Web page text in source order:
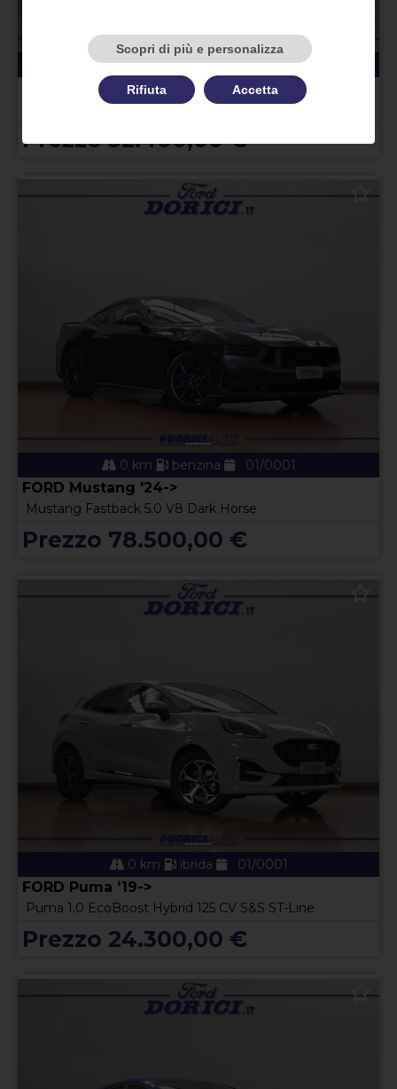
0 km ibrida 01/0001
FORD Kuga 3ª serie
Kuga 2.5 Full Hybrid 180 CV CVT 2WD ST-Line
Prezzo 32.400,00 €
0 km benzina 01/0001
FORD Mustang '24->
Mustang Fastback 5.0 V8 Dark Horse
Prezzo 78.500,00 €
0 km ibrida 01/0001
FORD Puma '19->
Puma 1.0 EcoBoost Hybrid 125 CV S&S ST-Line
Prezzo 24.300,00 €
Scopri di più e personalizza
Rifiuta Accetta